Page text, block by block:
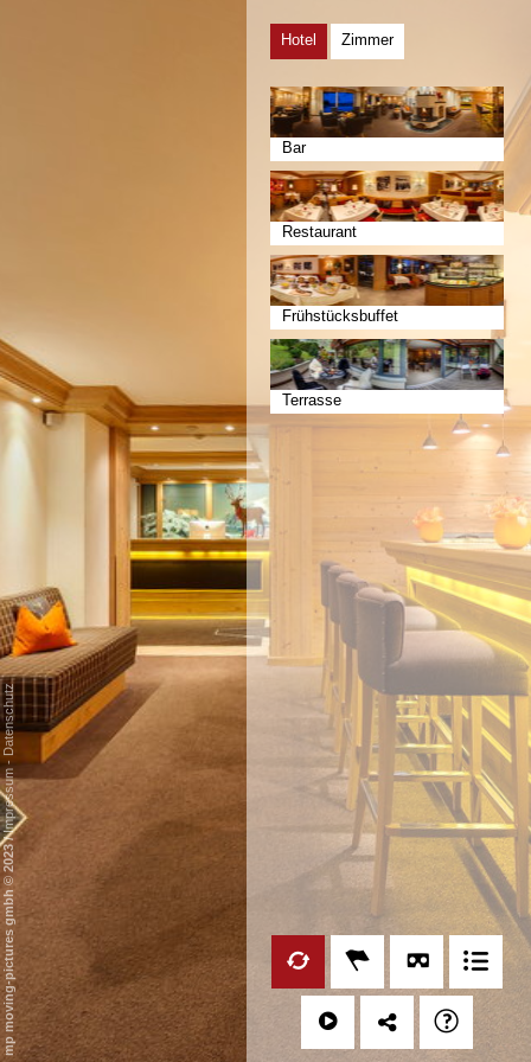
Hotel Zimmer
Bar
Restaurant
Frühstücksbuffet
Terrasse
mp moving-pictures gmbh © 2023
/
Impressum
-
Datenschutz